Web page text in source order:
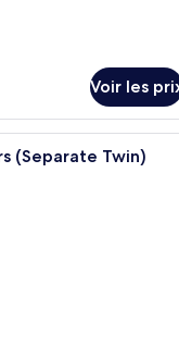
Voir les
chambre d’hôtel avec
(Separate Twin)